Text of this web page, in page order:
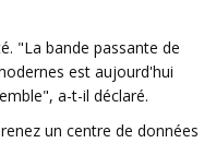
"La bande passante de
est aujourd'hui
a-t-il déclaré.
un centre de données